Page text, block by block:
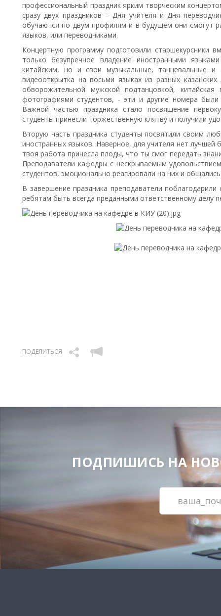
профессиональный праздник ярким творческим
сразу двух праздников – Дня учителя и Дня
обучаются по двум профилям и в будущем они смогут
языков, или переводчиками.
Концертную программу подготовили старшекурсники
только безупречное владение иностранными
китайским, но и свои музыкальные, танцевальные и
видеооткрытка на восьми языках из разных
обворожительной мужской подтанцовкой,
фотографиями студентов, - эти и другие номера
Важной частью праздника стало посвящение
студенты принесли торжественную клятву и получили
Вторую часть праздника студенты посвятили своим
иностранных языков. Наверное, для учителя нет лучшей
твоя работа принесла плоды, что ты смог передать
Преподаватели кафедры с нескрываемым
студентов, эмоционально реагировали на них и
В завершение праздника преподаватели
ребятам быть всегда преданными ответственному делу
ПОДЕЛИТЬСЯ
ПОДПИШИСЬ НА